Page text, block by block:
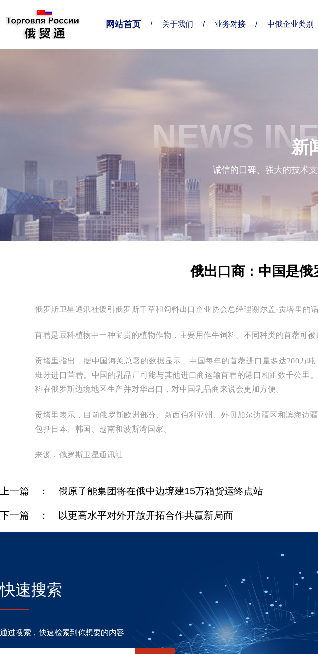
网站首页 / 关于我们 /
企业优势
企业形象
业务对接 / 中俄企业类别
NEWS 新
诚信的口碑、强大的技术
俄出口商：中国是
俄罗斯卫星通讯社援引俄罗斯干草和饲料出口企业协会总经理谢尔盖·贡塔里的
苜蓿是豆科植物中一种宝贵的植物作物，主要用作牛饲料。不同种类的苜蓿可
贡塔里指出，据中国海关总署的数据显示，中国每年的苜蓿进口量多达200万
班牙进口苜蓿。中国的乳品厂可能与其他进口商运输苜蓿的港口相距数千公里
料在俄罗斯边境地区生产并对华出口，对中国乳品商来说会更加方便。
贡塔里表示，目前俄罗斯欧洲部分、新西伯利亚州、外贝加尔边疆区和滨海边
包括日本、韩国、越南和波斯湾国家。
来源： 俄罗斯卫星通讯社
上一篇 ： 俄原子能集团将在俄中边境建15万箱货运终点站
下一篇 ： 以更高水平对外开放开拓合作共赢新局面
快速搜索
通过搜索，快速检索到你想要的内容